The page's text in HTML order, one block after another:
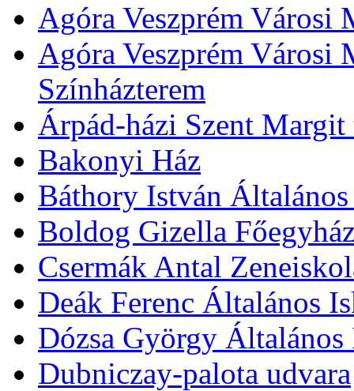
Agóra Veszprém Városi
Agóra Veszprém Városi
Színházterem
Árpád-házi Szent
Bakonyi Ház
Báthory István
Boldog Gizella
Csermák Antal
Deák Ferenc Általános
Dózsa György Általános
Dubniczay-palota udvara